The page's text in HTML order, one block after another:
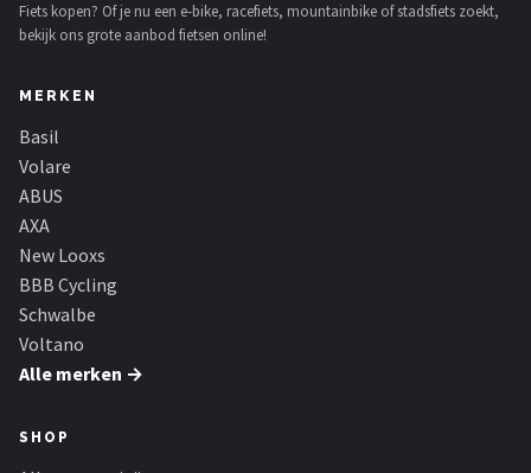
Fiets kopen? Of je nu een e-bike, racefiets, mountainbike of stadsfiets zoekt,
bekijk ons grote aanbod fietsen online!
MERKEN
Basil
Volare
ABUS
AXA
New Looxs
BBB Cycling
Schwalbe
Voltano
Alle merken →
SHOP